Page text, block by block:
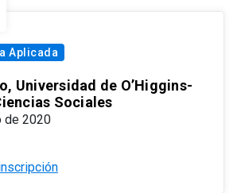
Aplicada
Universidad de O’Higgins-
Sociales
de 2020